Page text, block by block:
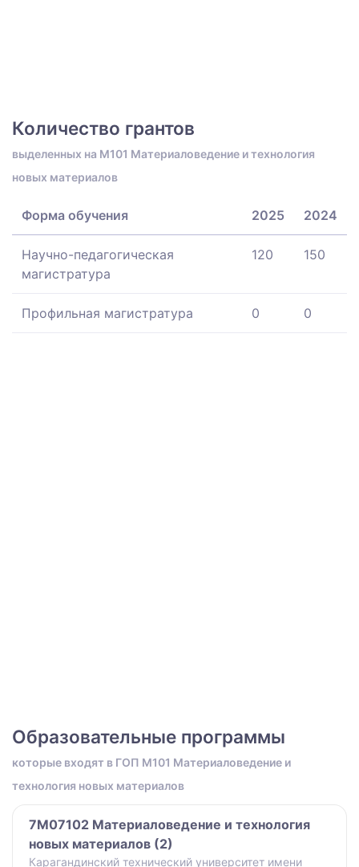
Количество грантов
выделенных на M101 Материаловедение и технология
новых материалов
Форма обучения 2025 2024
Научно-педагогическая
магистратура
120 150
Профильная магистратура 0 0
Образовательные программы
которые входят в ГОП M101 Материаловедение и
технология новых материалов
7M07102 Материаловедение и технология
новых материалов (2)
Карагандинский технический университет имени